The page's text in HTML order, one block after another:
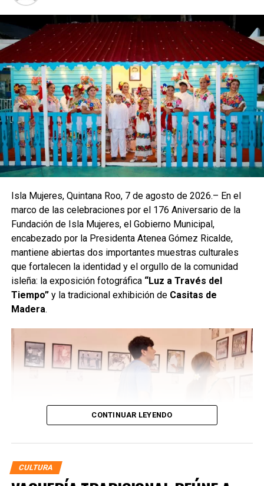
Isla Mujeres, Quintana Roo, 7 de agosto de 2026.– En el
marco de las celebraciones por el 176 Aniversario de la
Fundación de Isla Mujeres, el Gobierno Municipal,
encabezado por la Presidenta Atenea Gómez Ricalde,
mantiene abiertas dos importantes muestras culturales
que fortalecen la identidad y el orgullo de la comunidad
isleña: la exposición fotográfica “Luz a Través del
Tiempo”y la tradicional exhibición de Casitas de
Madera.
CONTINUAR LEYENDO
CULTURA